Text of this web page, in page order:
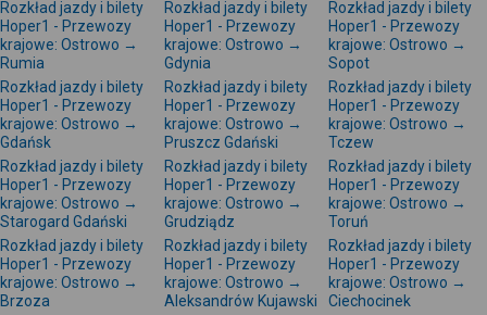
Rozkład jazdy i bilety
Hoper1 - Przewozy
krajowe: Ostrowo →
Rumia
Rozkład jazdy i bilety
Hoper1 - Przewozy
krajowe: Ostrowo →
Gdynia
Rozkład jazdy i bilety
Hoper1 - Przewozy
krajowe: Ostrowo →
Sopot
Rozkład jazdy i bilety
Hoper1 - Przewozy
krajowe: Ostrowo →
Gdańsk
Rozkład jazdy i bilety
Hoper1 - Przewozy
krajowe: Ostrowo →
Pruszcz Gdański
Rozkład jazdy i bilety
Hoper1 - Przewozy
krajowe: Ostrowo →
Tczew
Rozkład jazdy i bilety
Hoper1 - Przewozy
krajowe: Ostrowo →
Starogard Gdański
Rozkład jazdy i bilety
Hoper1 - Przewozy
krajowe: Ostrowo →
Grudziądz
Rozkład jazdy i bilety
Hoper1 - Przewozy
krajowe: Ostrowo →
Toruń
Rozkład jazdy i bilety
Hoper1 - Przewozy
krajowe: Ostrowo →
Brzoza
Rozkład jazdy i bilety
Hoper1 - Przewozy
krajowe: Ostrowo →
Aleksandrów Kujawski
Rozkład jazdy i bilety
Hoper1 - Przewozy
krajowe: Ostrowo →
Ciechocinek